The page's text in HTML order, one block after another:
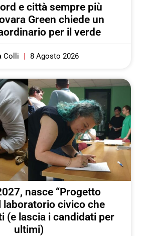
e città sempre più
Green chiede un
per il verde
Colli 8 Agosto 2026
nasce “Progetto
laboratorio civico che
(e lascia i candidati per
ultimi)